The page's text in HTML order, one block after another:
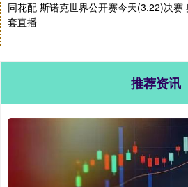
同花配 斯诺克世界公开赛今天(3.22)决赛
套直播
推荐资讯